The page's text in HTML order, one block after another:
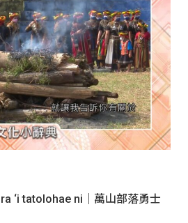
‘i tatolohae ni｜萬山部落勇士